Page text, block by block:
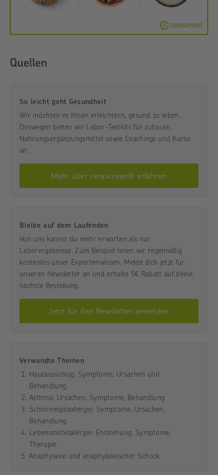
Quellen
So leicht geht Gesundheit
Wir möchten es Ihnen erleichtern, gesund zu leben.
Deswegen bieten wir Labor-Testkits für zuhause,
Nahrungsergänzungsmittel sowie Coachings und Kurse
an.
Mehr über cerascreen® erfahren
Bleibe auf dem Laufenden
Von uns kannst du mehr erwarten als nur
Laborergebnisse. Zum Beispiel teilen wir regelmäßig
kostenlos unser Expertenwissen. Melde dich jetzt für
unseren Newsletter an und erhalte 5€ Rabatt auf deine
nächste Bestellung.
Jetzt für den Newsletter anmelden
Verwandte Themen
Hautausschlag: Symptome, Ursachen und
Behandlung
Asthma: Ursachen, Symptome, Behandlung
Schimmelpilzallergie: Symptome, Ursachen,
Behandlung
Lebensmittelallergie: Entstehung, Symptome,
Therapie
Anaphylaxie und anaphylaktischer Schock